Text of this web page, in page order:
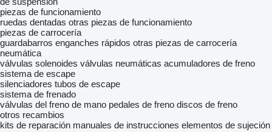
piezas de funcionamiento
ruedas dentadas otras piezas de funcionamiento
piezas de carrocería
guardabarros enganches rápidos otras piezas de carrocería
neumática
válvulas solenoides válvulas neumáticas acumuladores de freno
sistema de escape
silenciadores tubos de escape
sistema de frenado
válvulas del freno de mano pedales de freno discos de freno
otros recambios
kits de reparación manuales de instrucciones elementos de sujeción